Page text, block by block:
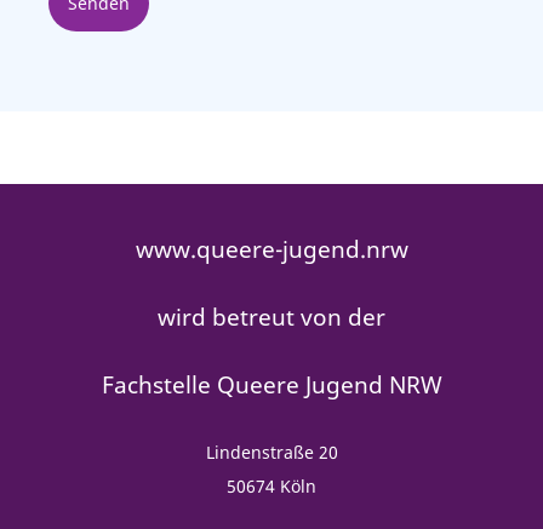
www.queere-jugend.nrw
wird betreut von der
Fachstelle Queere Jugend NRW
Lindenstraße 20
50674 Köln